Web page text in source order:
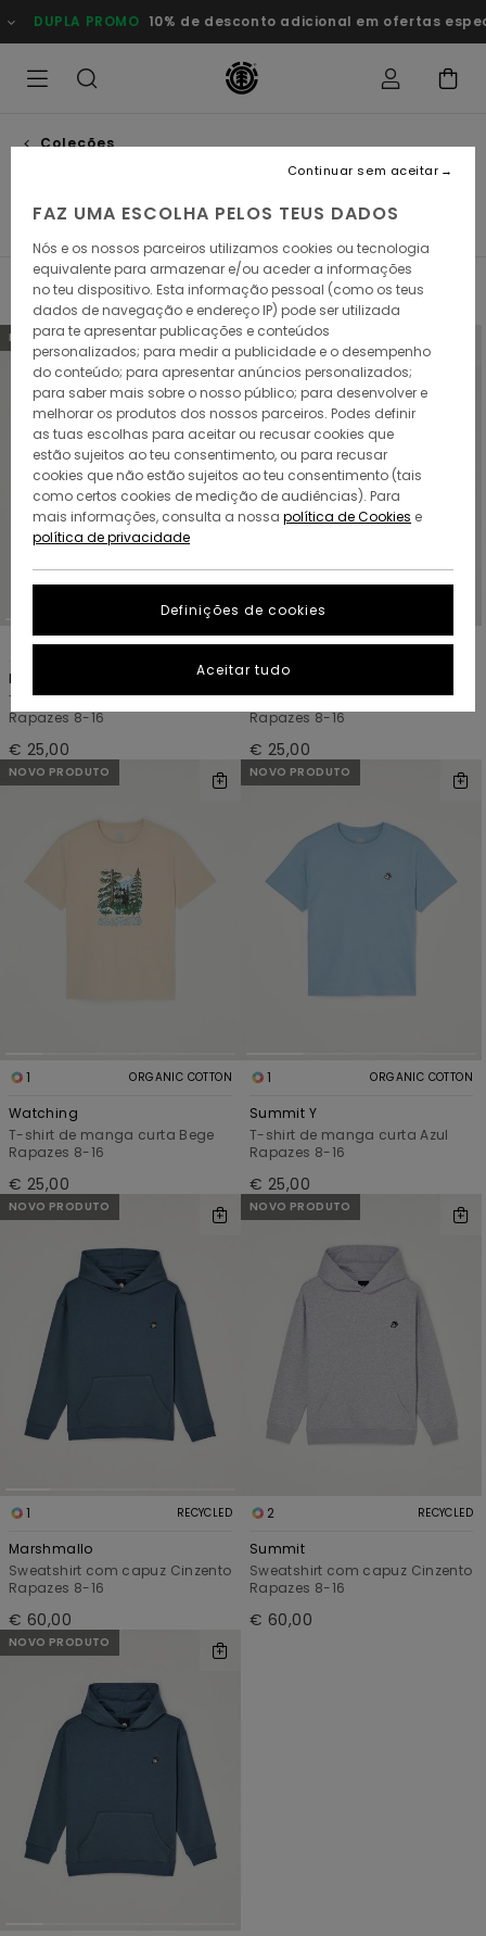
para
a
produtos
DUPLA PROMO 10% de desconto adicional em ofertas
Coleções
Filtrar e Ordenar 7Resultados
Avançar
para
procurar
critérios
filtragem
Avançar
para
ordenar
NOVO PRODUTO
2 ORGANIC COTTON
Marshmallo
T-shirt de manga curta Bege
Rapazes 8-16
€ 25,00
NOVO PRODUTO
2 ORGANIC COTTON
Marshmallo
T-shirt de manga curta Azul
Rapazes 8-16
€ 25,00
NOVO PRODUTO
1 ORGANIC COTTON
Watching
T-shirt de manga curta Bege
Rapazes 8-16
€ 25,00
NOVO PRODUTO
1 ORGANIC COTTON
Summit Y
T-shirt de manga curta Azul
Rapazes 8-16
€ 25,00
NOVO PRODUTO
1 RECYCLED
Marshmallo
Sweatshirt com capuz Cinzento
Rapazes 8-16
€ 60,00
NOVO PRODUTO
2 RECYCLED
Summit
Sweatshirt com capuz Cinzento
Rapazes 8-16
€ 60,00
NOVO PRODUTO
FAZ UMA ESCOLHA PELOS TEUS DADOS
Nós e os nossos parceiros utilizamos cookies ou tecnologia
equivalente para armazenar e/ou aceder a informações
no teu dispositivo. Esta informação pessoal (como os teus
dados de navegação e endereço IP) pode ser utilizada
para te apresentar publicações e conteúdos
personalizados; para medir a publicidade e o desempenho
do conteúdo; para apresentar anúncios personalizados;
para saber mais sobre o nosso público; para desenvolver e
melhorar os produtos dos nossos parceiros. Podes definir
as tuas escolhas para aceitar ou recusar cookies que
estão sujeitos ao teu consentimento, ou para recusar
cookies que não estão sujeitos ao teu consentimento (tais
como certos cookies de medição de audiências). Para
mais informações, consulta a nossa política de Cookies e
política de privacidade
Definições de cookies
Continuar sem aceitar
Aceitar tudo